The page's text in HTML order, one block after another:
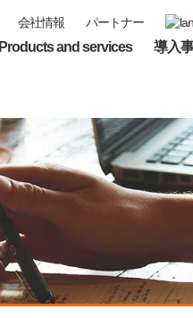
会社情報 パートナー
Products and services 導入